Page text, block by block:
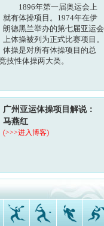
1896年第一届奥运会上
就有体操项目。1974年在伊
朗德黑兰举办的第七届亚运会
上体操被列为正式比赛项目。
体操是对所有体操项目的总
技性体操两大类。
广州亚运体操项目解说：
马燕红
(>>>进入博客)